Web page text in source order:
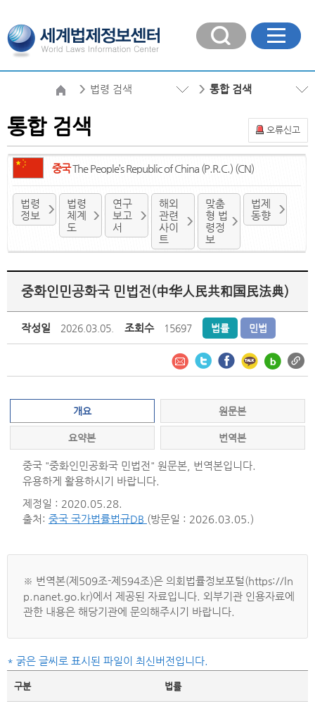
법령 검색 통합 검색
오류신고
통합 검색
중국The People’s Republic of China (P.R.C.) (CN)
법령
정보
법령
체계
도
연구
보고
서
해외
관련
사이
트
맞춤
형 법
령정
보
법제
동향
중화인민공화국 민법전(中华人民共和国民法典)
작성일 2026.03.05. 조회수 15697 법률 민법
개요 원문본
요약본 번역본
중국 "중화인민공화국 민법전" 원문본, 번역본입니다.
유용하게 활용하시기 바랍니다.
제정일 : 2020.05.28.
출처: 중국 국가법률법규DB (방문일 : 2026.03.05.)
※ 번역본(제509조-제594조)은 의회법률정보포털(https://ln
p.nanet.go.kr)에서 제공된 자료입니다. 외부기관 인용자료에
관한 내용은 해당기관에 문의해주시기 바랍니다.
* 굵은 글씨로 표시된 파일이 최신버전입니다.
구분 법률